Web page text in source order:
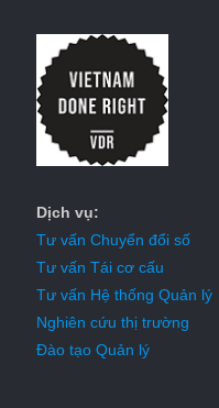
Dịch vụ:
Tư vấn Chuyển đổi số
Tư vấn Tái cơ cấu
Tư vấn Hệ thống Quản lý
Nghiên cứu thị trường
Đào tạo Quản lý